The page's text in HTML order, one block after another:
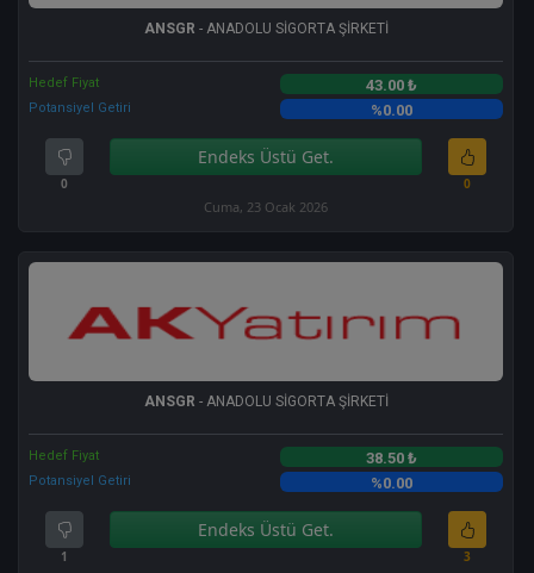
ANSGR - ANADOLU SİGORTA ŞİRKETİ
Hedef Fiyat 43.00 ₺
Potansiyel Getiri %0.00
0
Endeks Üstü Get.
0
Cuma, 23 Ocak 2026
ANSGR - ANADOLU SİGORTA ŞİRKETİ
Hedef Fiyat 38.50 ₺
Potansiyel Getiri %0.00
1
Endeks Üstü Get.
3